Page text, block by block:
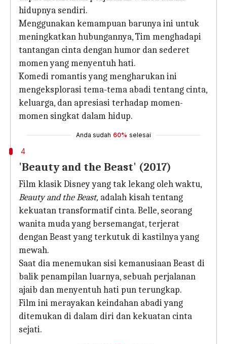
hidupnya sendiri.
Menggunakan kemampuan barunya ini untuk
meningkatkan hubungannya, Tim menghadapi
tantangan cinta dengan humor dan sederet
momen yang menyentuh hati.
Komedi romantis yang mengharukan ini
mengeksplorasi tema-tema abadi tentang cinta,
keluarga, dan apresiasi terhadap momen-
momen singkat dalam hidup.
Anda sudah 60% selesai
4
'Beauty and the Beast' (2017)
Film klasik Disney yang tak lekang oleh waktu,
Beauty and the Beast, adalah kisah tentang
kekuatan transformatif cinta. Belle, seorang
wanita muda yang bersemangat, terjerat
dengan Beast yang terkutuk di kastilnya yang
mewah.
Saat dia menemukan sisi kemanusiaan Beast di
balik penampilan luarnya, sebuah perjalanan
ajaib dan menyentuh hati pun terungkap.
Film ini merayakan keindahan abadi yang
ditemukan di dalam diri dan kekuatan cinta
sejati.